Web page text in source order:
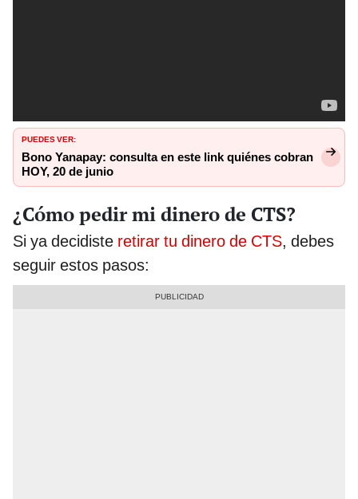
PUEDES VER:
Bono Yanapay: consulta en este link quiénes cobran
HOY, 20 de junio
¿Cómo pedir mi dinero de CTS?
Si ya decidiste retirar tu dinero de CTS, debes
seguir estos pasos: